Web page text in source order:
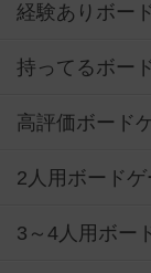
経験ありボー
持ってるボー
高評価ボード
2人用ボード
3～4人用ボー